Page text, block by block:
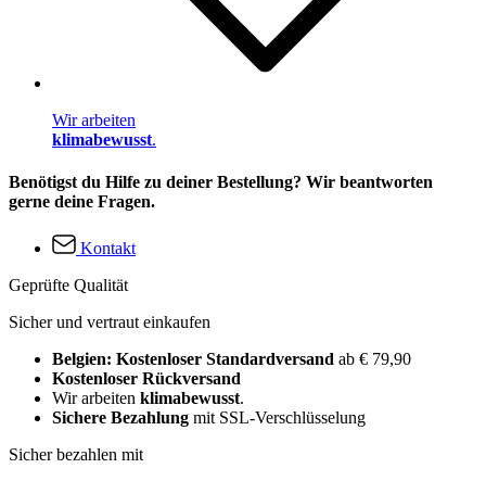
Wir arbeiten
klimabewusst.
Benötigst du Hilfe zu deiner Bestellung? Wir beantworten
gerne deine Fragen.
Kontakt
Geprüfte Qualität
Sicher und vertraut einkaufen
Belgien: Kostenloser Standardversand ab € 79,90
Kostenloser Rückversand
Wir arbeiten klimabewusst.
Sichere Bezahlung mit SSL-Verschlüsselung
Sicher bezahlen mit